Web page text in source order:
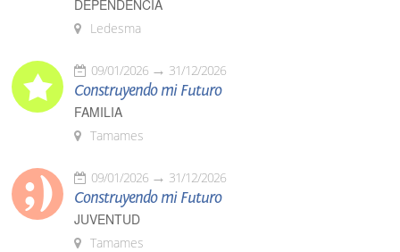
DEPENDENCIA
Ledesma
09/01/2026 31/12/2026
Construyendo mi Futuro
FAMILIA
Tamames
09/01/2026 31/12/2026
Construyendo mi Futuro
JUVENTUD
Tamames